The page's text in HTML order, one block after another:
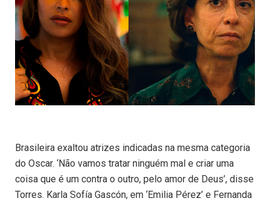
Brasileira exaltou atrizes indicadas na mesma categoria
do Oscar. ‘Não vamos tratar ninguém mal e criar uma
coisa que é um contra o outro, pelo amor de Deus’, disse
Torres. Karla Sofía Gascón, em ‘Emilia Pérez’ e Fernanda